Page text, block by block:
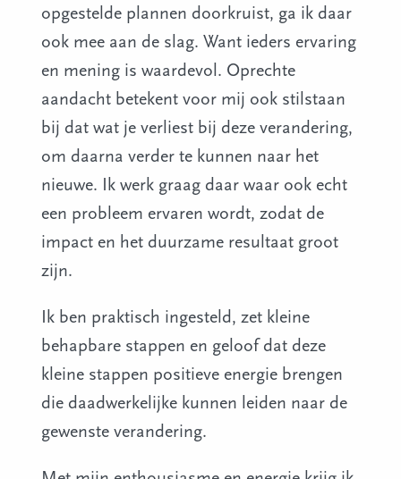
opgestelde plannen doorkruist, ga ik daar
ook mee aan de slag. Want ieders ervaring
en mening is waardevol. Oprechte
aandacht betekent voor mij ook stilstaan
bij dat wat je verliest bij deze verandering,
om daarna verder te kunnen naar het
nieuwe. Ik werk graag daar waar ook echt
een probleem ervaren wordt, zodat de
impact en het duurzame resultaat groot
zijn.
Ik ben praktisch ingesteld, zet kleine
behapbare stappen en geloof dat deze
kleine stappen positieve energie brengen
die daadwerkelijke kunnen leiden naar de
gewenste verandering.